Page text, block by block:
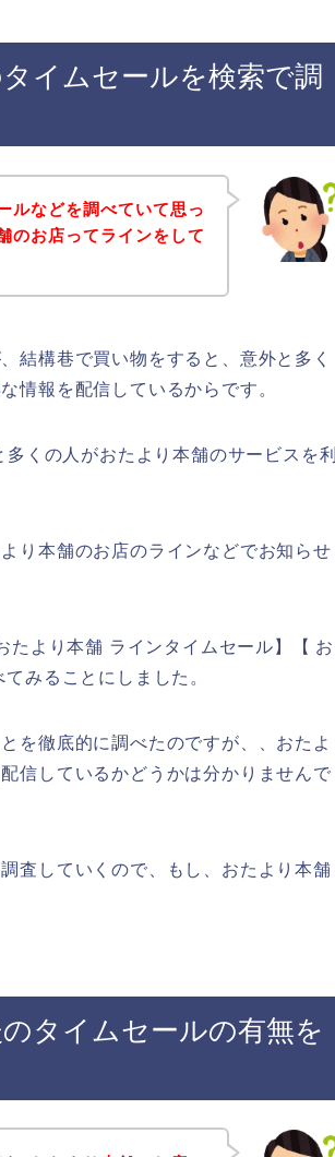
イムセールを検索で調
ルなどを調べていて思っ
のお店ってラインをして
結構巷で買い物をすると、意外と多く
情報を配信しているからです。
くの人がおたより本舗のサービスを利
り本舗のお店のラインなどでお知らせ
たより本舗 ラインタイムセール】【 お
みることにしました。
を徹底的に調べたのですが、、おたよ
信しているかどうかは分かりませんで
査していくので、もし、おたより本舗
タイムセールの有無を